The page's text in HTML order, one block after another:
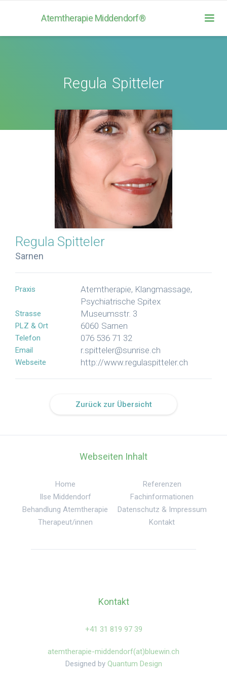
Atemtherapie Middendorf®
Regula Spitteler
Regula Spitteler
Sarnen
Praxis
Atemtherapie, Klangmassage,
Psychiatrische Spitex
Strasse Museumsstr. 3
PLZ & Ort 6060 Sarnen
Telefon 076 536 71 32
Email r.spitteler@sunrise.ch
Webseite http://www.regulaspitteler.ch
Zurück zur Übersicht
Webseiten Inhalt
Home
Ilse Middendorf
Behandlung Atemtherapie
Therapeut/innen
Referenzen
Fachinformationen
Datenschutz & Impressum
Kontakt
Kontakt
‍+41 31 819 97 39
atemtherapie-middendorf(at)bluewin.ch
Designed by Quantum Design